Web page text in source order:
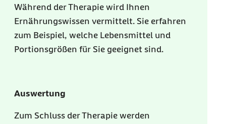
Während der Therapie wird Ihnen
Ernährungswissen vermittelt. Sie erfahren
zum Beispiel, welche Lebensmittel und
Portionsgrößen für Sie geeignet sind.
Auswertung
Zum Schluss der Therapie werden